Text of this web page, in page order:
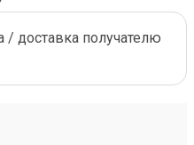
доставка получателю